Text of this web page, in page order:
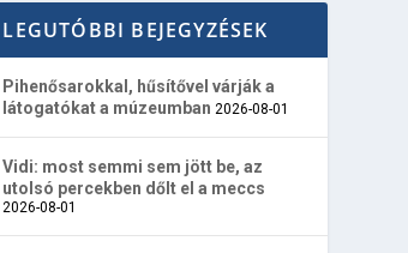
LEGUTÓBBI BEJEGYZÉSEK
Pihenősarokkal, hűsítővel várják a
látogatókat a múzeumban 2026-08-01
Vidi: most semmi sem jött be, az
utolsó percekben dőlt el a meccs
2026-08-01